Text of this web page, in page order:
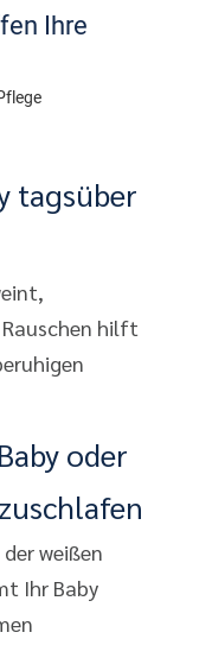
Ihre
tagsüber
hilft
oder
weißen
Ihr Baby